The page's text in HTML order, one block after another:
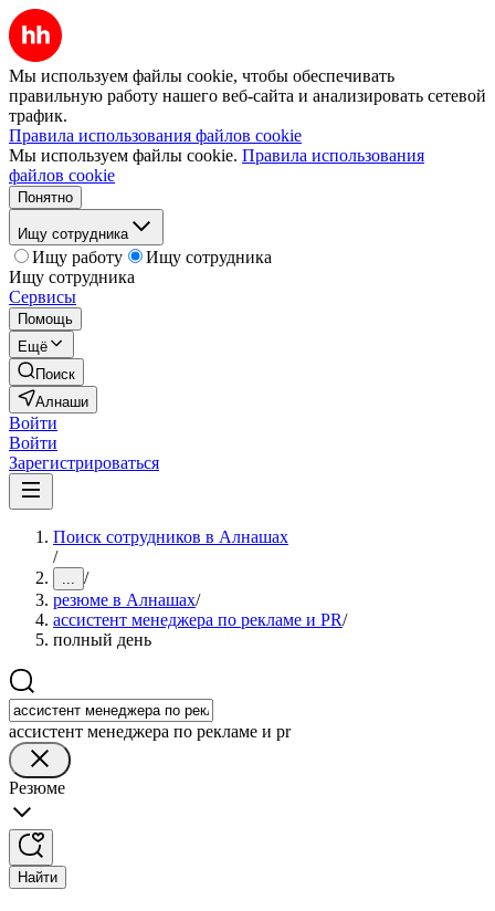
Мы используем файлы cookie, чтобы обеспечивать
правильную работу нашего веб-сайта и анализировать сетевой
трафик.
Правила использования файлов cookie
Мы используем файлы cookie. Правила использования
файлов cookie
Понятно
Ищу сотрудника
Ищу работу
Ищу сотрудника
Ищу сотрудника
Сервисы
Помощь
Ещё
Поиск
Алнаши
Войти
Войти
Зарегистрироваться
Поиск сотрудников в Алнашах
/
... /
резюме в Алнашах/
ассистент менеджера по рекламе и PR/
полный день
ассистент менеджера по рекламе и pr
Резюме
Найти